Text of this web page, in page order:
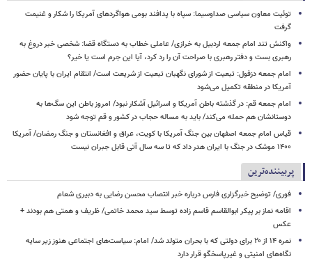
توئیت معاون سیاسی صداوسیما: سپاه با پدافند بومی هواگردهای آمریکا را شکار و غنیمت
گرفت
واکنش تند امام جمعه اردبیل به خرازی/ عاملی خطاب به دستگاه قضا: شخصی خبر دروغ به
رهبری بست و دفتر رهبری با صراحت آن را رد کرد، آیا این جرم است یا خیر؟
امام جمعه دزفول: تبعیت از شورای نگهبان تبعیت از شریعت است/ انتقام ایران با پایان حضور
آمریکا در منطقه تکمیل می‌شود
امام جمعه قم: در گذشته باطن آمریکا و اسرائیل آشکار نبود/ امروز باطن این سگ‌ها به
دوستانشان هم حمله می‌کند/ باید به مساله حجاب در کشور و قم توجه شود
قیاس امام جمعه اصفهان بین جنگ آمریکا با کویت، عراق و افغانستان و جنگ رمضان/ آمریکا
۱۴۰۰ موشک در جنگ با ایران هدر داد که تا سه سال آتی قابل جبران نیست
پربیننده‌ترین
فوری/ توضیح خبرگزاری فارس درباره خبر انتصاب محسن رضایی به دبیری شعام
اقامه نماز بر پیکر ابوالقاسم قاسم زاده توسط سید محمد خاتمی/ ظریف و همتی هم بودند +
عکس
نمره ۱۴ از ۲۰ برای دولتی که با بحران متولد شد/ امام: سیاست‌های اجتماعی هنوز زیر سایه
نگاه‌های امنیتی و غیرپاسخگو قرار دارد